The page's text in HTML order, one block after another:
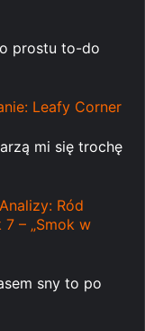
prostu to-do
Leafy Corner
mi się trochę
Ród
– „Smok w
sny to po